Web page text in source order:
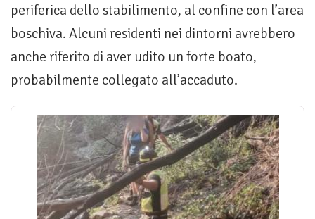
periferica dello stabilimento, al confine con l’area
boschiva. Alcuni residenti nei dintorni avrebbero
anche riferito di aver udito un forte boato,
probabilmente collegato all’accaduto.